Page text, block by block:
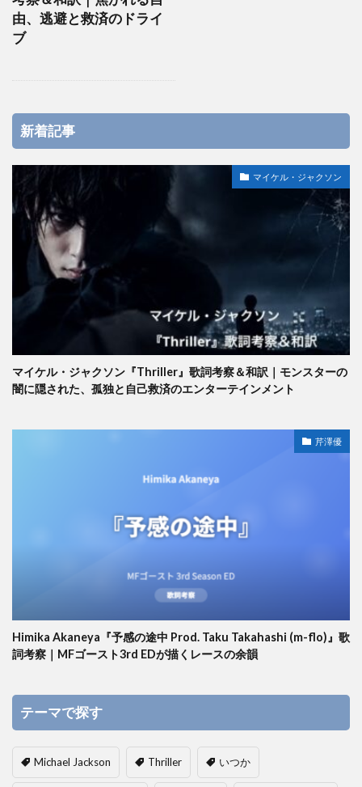
由、逃避と救済のドライ
ブ
新着記事
マイケル・ジャクソン
マイケル・ジャクソン『Thriller』歌詞考察＆和訳｜モンスターの
闇に隠された、孤独と自己救済のエンターテインメント
芹澤優
Himika Akaneya『予感の途中 Prod. Taku Takahashi (m-flo)』歌
詞考察｜MFゴースト3rd EDが描くレースの余韻
テーマで探す
Michael Jackson Thriller いつか